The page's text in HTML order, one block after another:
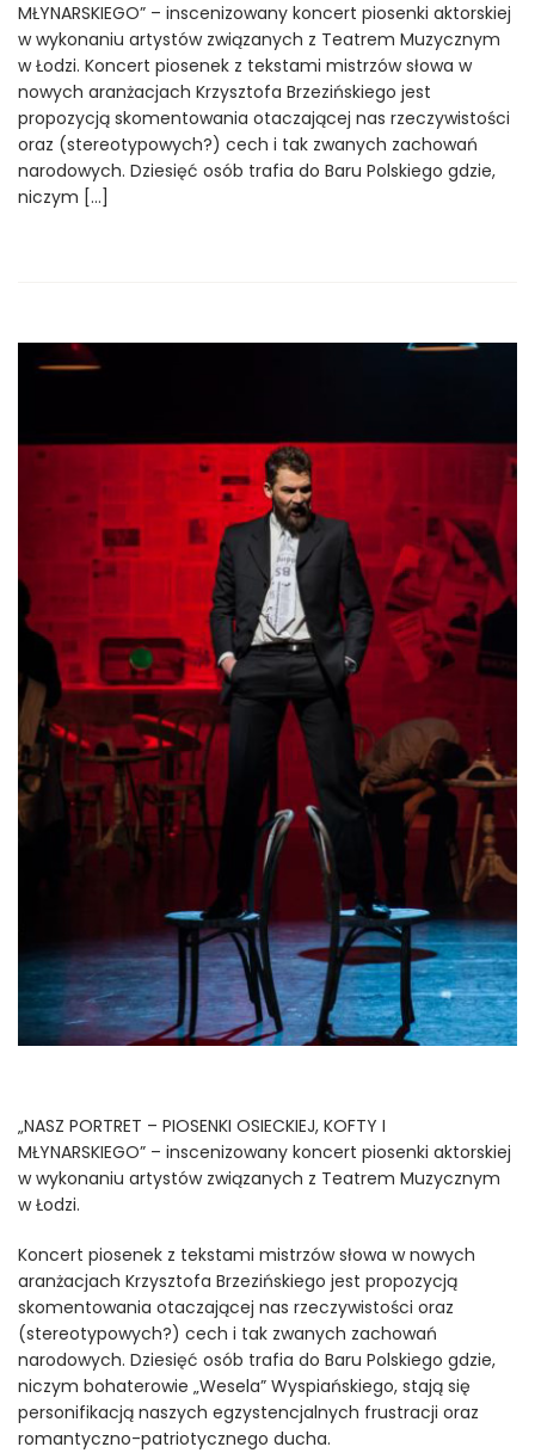
MŁYNARSKIEGO” – inscenizowany koncert piosenki aktorskiej
w wykonaniu artystów związanych z Teatrem Muzycznym
w Łodzi. Koncert piosenek z tekstami mistrzów słowa w
nowych aranżacjach Krzysztofa Brzezińskiego jest
propozycją skomentowania otaczającej nas rzeczywistości
oraz (stereotypowych?) cech i tak zwanych zachowań
narodowych. Dziesięć osób trafia do Baru Polskiego gdzie,
niczym […]
„NASZ PORTRET – PIOSENKI OSIECKIEJ, KOFTY I
MŁYNARSKIEGO” – inscenizowany koncert piosenki aktorskiej
w wykonaniu artystów związanych z Teatrem Muzycznym
w Łodzi.
Koncert piosenek z tekstami mistrzów słowa w nowych
aranżacjach Krzysztofa Brzezińskiego jest propozycją
skomentowania otaczającej nas rzeczywistości oraz
(stereotypowych?) cech i tak zwanych zachowań
narodowych. Dziesięć osób trafia do Baru Polskiego gdzie,
niczym bohaterowie „Wesela” Wyspiańskiego, stają się
personifikacją naszych egzystencjalnych frustracji oraz
romantyczno-patriotycznego ducha.